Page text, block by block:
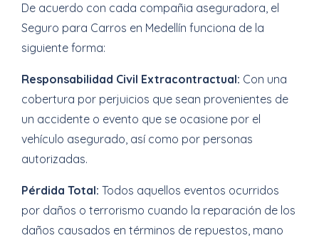
De acuerdo con cada compañia aseguradora, el
Seguro para Carros en Medellín funciona de la
siguiente forma:
Responsabilidad Civil Extracontractual: Con una
cobertura por perjuicios que sean provenientes de
un accidente o evento que se ocasione por el
vehículo asegurado, así como por personas
autorizadas.
Pérdida Total: Todos aquellos eventos ocurridos
por daños o terrorismo cuando la reparación de los
daños causados en términos de repuestos, mano